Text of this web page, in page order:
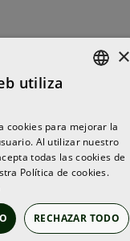
SPANISH
×
utiliza
cookies para mejorar la
Al utilizar nuestro
todas las cookies de
Política de cookies.
RECHAZAR TODO